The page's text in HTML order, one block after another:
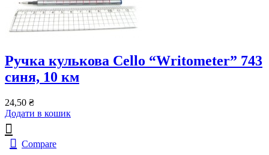
Ручка кулькова Cello “Writometer” 743
синя, 10 км
24,50 ₴
Додати в кошик
Compare